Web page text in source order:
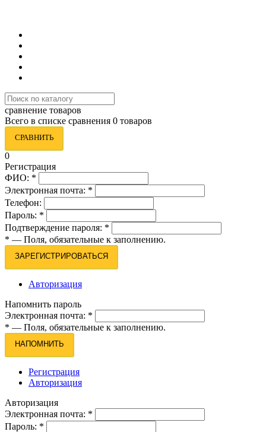
сравнение товаров
Всего в списке сравнения 0 товаров
СРАВНИТЬ
0
Регистрация
ФИО: *
Электронная почта: *
Телефон:
Пароль: *
Подтверждение пароля: *
* — Поля, обязательные к заполнению.
ЗАРЕГИСТРИРОВАТЬСЯ
Авторизация
Напомнить пароль
Электронная почта: *
* — Поля, обязательные к заполнению.
НАПОМНИТЬ
Регистрация
Авторизация
Авторизация
Электронная почта: *
Пароль: *